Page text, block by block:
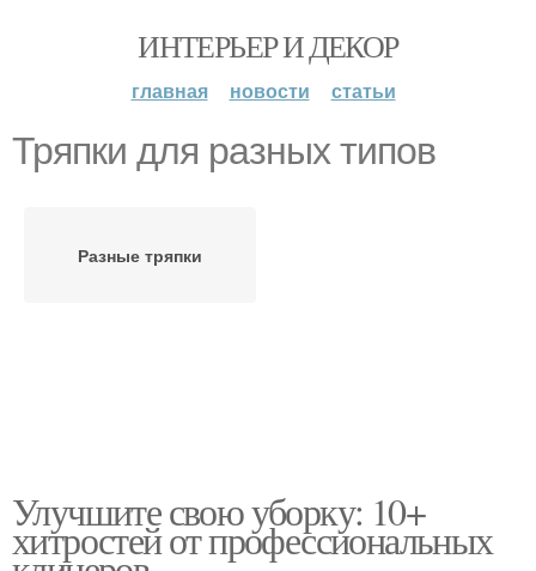
ИНТЕРЬЕР И ДЕКОР
главная новости статьи
Тряпки для разных типов
Разные тряпки
Улучшите свою уборку: 10+
хитростей от профессиональных